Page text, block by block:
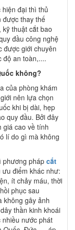
hiện đại thì thủ
được thay thế
thuật cắt bao
đầu công nghệ
được giới chuyên
độ an toàn,....
không?
của phòng khám
nên lựa chọn
khi bị dài, hẹp
quy đầu. Bởi đây
giá cao về tính
lí do gì mà không
phương pháp cắt
ưu điểm khác như:
ít chảy máu, thời
phục sau
không gây ảnh
thần kinh khoái
nước phát